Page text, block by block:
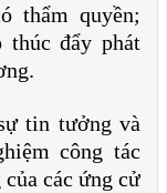
thẩm quyền;
thúc đẩy phát
tin tưởng và
công tác
các ứng cử